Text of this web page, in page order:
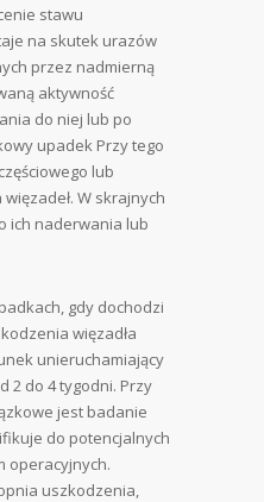
stawu
na skutek urazów
przez nadmierną
aktywność
do niej lub po
upadek Przy tego
lub
W skrajnych
ich naderwania lub
gdy dochodzi
więzadła
unieruchamiający
2 do 4 tygodni. Przy
jest badanie
do potencjalnych
operacyjnych.
uszkodzenia,